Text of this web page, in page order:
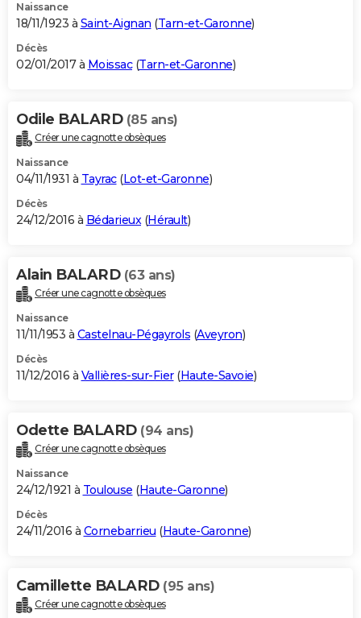
Naissance
18/11/1923 à Saint-Aignan (Tarn-et-Garonne)
Décès
02/01/2017 à Moissac(Tarn-et-Garonne)
Odile BALARD (85 ans)
Créer une cagnotte obsèques
Naissance
04/11/1931 à Tayrac(Lot-et-Garonne)
Décès
24/12/2016 à Bédarieux(Hérault)
Alain BALARD (63 ans)
Créer une cagnotte obsèques
Naissance
11/11/1953 à Castelnau-Pégayrols (Aveyron)
Décès
11/12/2016 à Vallières-sur-Fier(Haute-Savoie)
Odette BALARD (94 ans)
Créer une cagnotte obsèques
Naissance
24/12/1921 à Toulouse (Haute-Garonne)
Décès
24/11/2016 à Cornebarrieu (Haute-Garonne)
Camillette BALARD (95 ans)
Créer une cagnotte obsèques